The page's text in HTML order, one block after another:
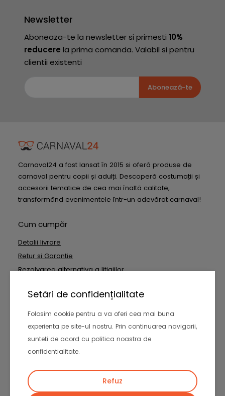
Setări de confidențialitate
Folosim cookie pentru a va oferi cea mai buna
experienta pe site-ul nostru. Prin continuarea navigarii,
sunteti de acord cu politica noastra de
confidentialitate.
Refuz
Newsletter
Aboneaza-te la newsletter si primesti 10%
reducere la prima comanda. Valabil si pentru
clientii existenti
Abonează-te
Carnaval24 a fost lansat în 2015 si oferă produse de
carnaval pentru copii și adulți. Descoperă costumații și
accesorii tematice de cea mai înaltă calitate,
transformând evenimentele într-un adevărat carnaval!
Cum cumpăr
Detalii livrare
Retur si Garantie
Rezolvarea alternativa a litigiilor
Informații utile
FAQ
Contactati-ne
Termeni si conditii
Date cu caracter personal